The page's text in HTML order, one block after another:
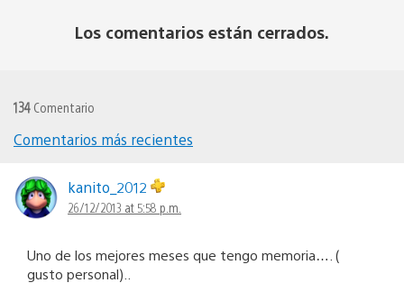
Los comentarios están cerrados.
134 Comentario
de
comentarios
Comentarios más recientes
kanito_2012
26/12/2013 at 5:58 p.m.
Uno de los mejores meses que tengo memoria…. (
gusto personal)..